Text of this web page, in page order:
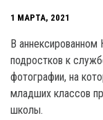
1 МАРТА, 2021
В аннексированном
подростков к
фотографии, на
младших классов
школы.